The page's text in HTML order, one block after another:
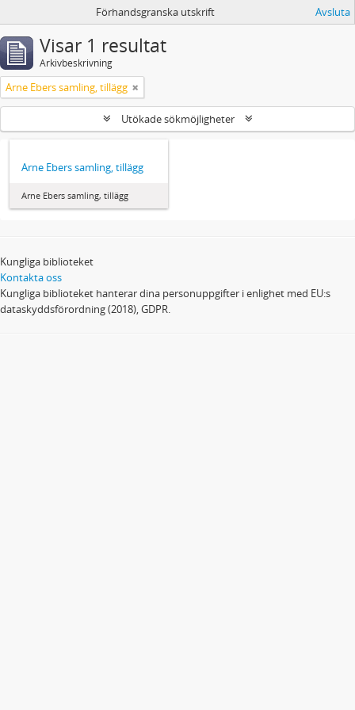
Förhandsgranska utskrift Avsluta
Visar 1 resultat
Arkivbeskrivning
Arne Ebers samling, tillägg
Utökade sökmöjligheter
Arne Ebers samling, tillägg
Arne Ebers samling, tillägg
Kungliga biblioteket
Kontakta oss
Kungliga biblioteket hanterar dina personuppgifter i enlighet med EU:s
dataskyddsförordning (2018), GDPR.